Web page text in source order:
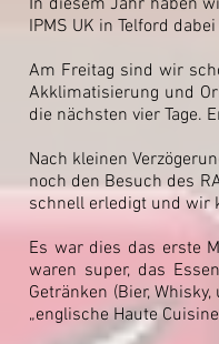
In diesem Jahr haben
IPMS UK in Telford
Am Freitag sind wir
Akklimatisierung und
die nächsten vier Tage.
Nach kleinen
noch den Besuch des
schnell erledigt und wir
Es war dies das erste
waren super, das
Getränken (Bier,
„englische Haute